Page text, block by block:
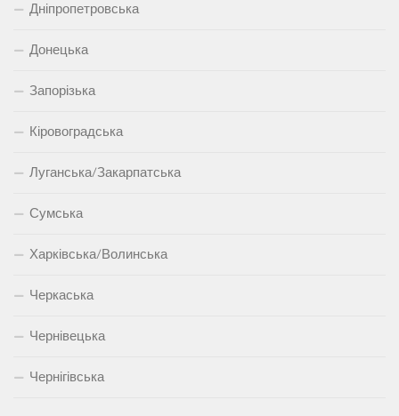
Дніпропетровська
Донецька
Запорізька
Кіровоградська
Луганська/Закарпатська
Сумська
Харківська/Волинська
Черкаська
Чернівецька
Чернігівська